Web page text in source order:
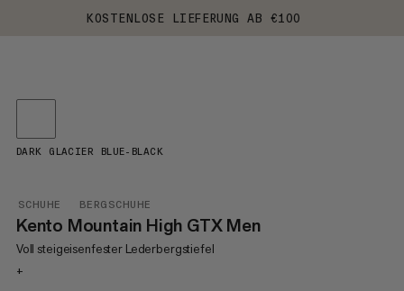
KOSTENLOSE LIEFERUNG AB €100
SCHUHE BERGSCHUHE
Kento Mountain High GTX Men
Voll steigeisenfester Lederbergstiefel
+
DARK GLACIER BLUE-BLACK